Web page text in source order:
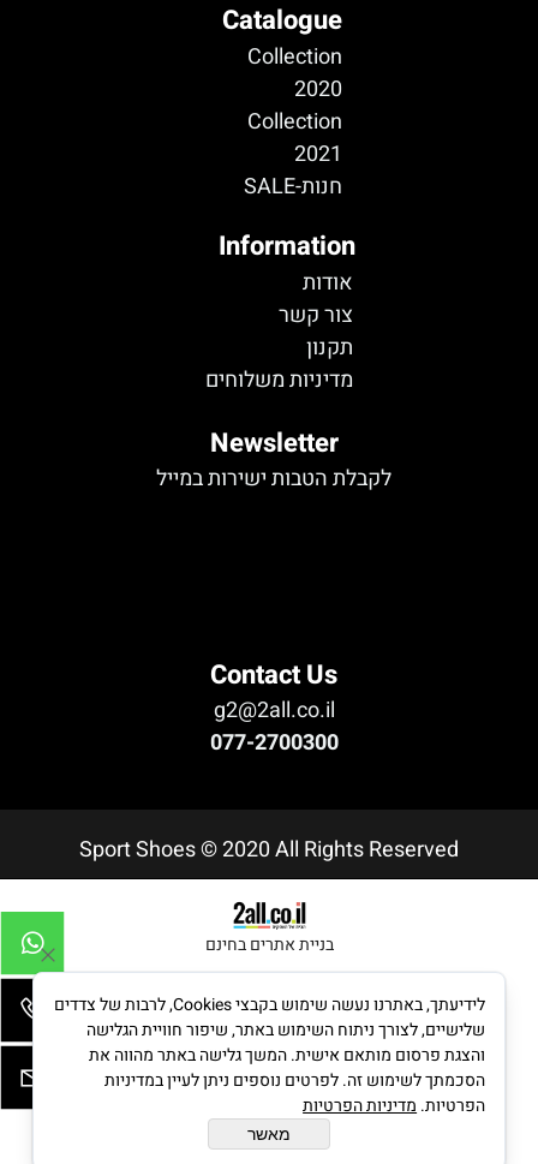
Catalogue
Collection
2020
Collection
2021
חנות-SALE
Information
אודות
צור קשר
תקנון
מדיניות משלוחים
Newsletter
לקבלת הטבות ישירות במייל
Contact Us
g2@2all.co.il
077-2700300
Sport Shoes © 2020 All Rights Reserved
בניית אתרים בחינם
לידיעתך, באתרנו נעשה שימוש בקבצי Cookies, לרבות של צדדים
שלישיים, לצורך ניתוח השימוש באתר, שיפור חוויית הגלישה
והצגת פרסום מותאם אישית. המשך גלישה באתר מהווה את
הסכמתך לשימוש זה. לפרטים נוספים ניתן לעיין במדיניות
הפרטיות. מדיניות הפרטיות
מאשר